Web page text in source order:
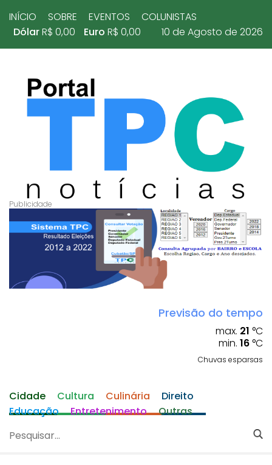
INÍCIO SOBRE EVENTOS
COLUNISTAS
DólarR$ 0,00 Euro R$ 0,00 10 de Agosto de 2026
Previsão do tempo
max. 21 °C
min. 16 °C
Chuvas esparsas
Cidade Cultura Culinária
Direito
Educação
Entretenimento Outras